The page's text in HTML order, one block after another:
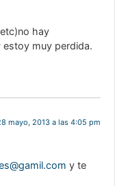
hay
estoy muy perdida.
mayo, 2013 a las 4:05 pm
y te